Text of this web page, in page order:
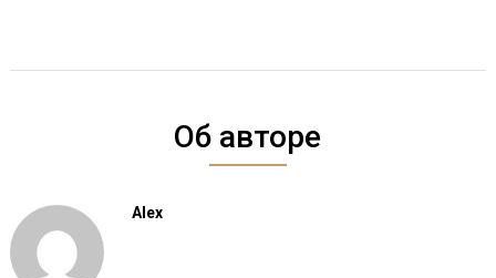
Об авторе
Alex